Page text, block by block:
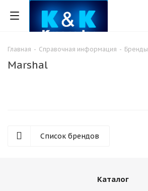
Главная - Справочная информация - Бренды
Marshal
Список брендов
Каталог